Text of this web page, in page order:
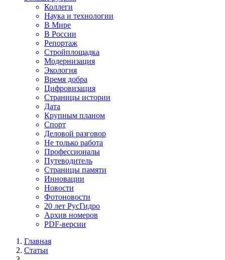
Коллеги
Наука и технологии
В Мире
В России
Репортаж
Стройплощадка
Модернизация
Экология
Время добра
Цифровизация
Страницы истории
Дата
Крупным планом
Спорт
Деловой разговор
Не только работа
Профессионалы
Путеводитель
Страницы памяти
Инновации
Новости
Фотоновости
20 лет РусГидро
Архив номеров
PDF-версии
Главная
Статьи